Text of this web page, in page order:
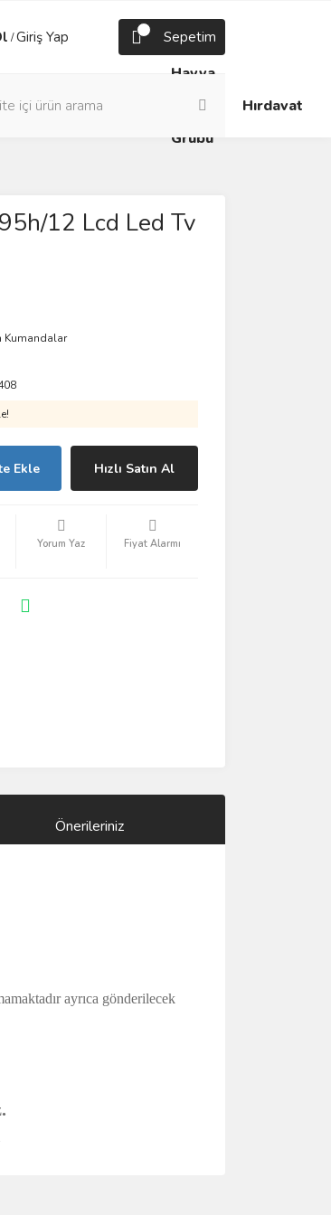
/Giriş Yap Sepetim
Box
Prizler
Havya
Lehim
Grubu
Hırdavat
12 Lcd Led Tv
Kumandalar
Ekle Hızlı Satın Al
Yorum Yaz Fiyat Alarmı
Önerileriniz
ayrıca gönderilecek